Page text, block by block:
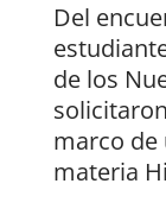
Del
de los
marco de
materia